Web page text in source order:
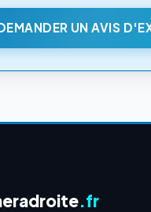
UN AVIS
.fr